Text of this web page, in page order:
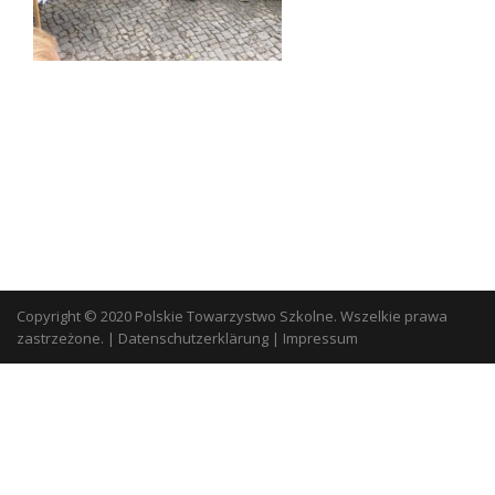
Copyright © 2020 Polskie Towarzystwo Szkolne. Wszelkie prawa
zastrzeżone. | Datenschutzerklärung | Impressum